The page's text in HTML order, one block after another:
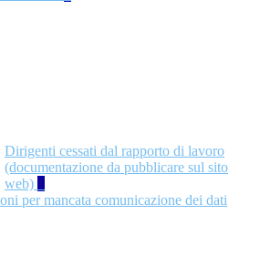
Dirigenti cessati dal rapporto di lavoro
(documentazione da pubblicare sul sito
web) 1
per mancata comunicazione dei dati